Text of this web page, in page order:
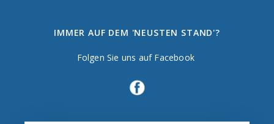
IMMER AUF DEM 'NEUSTEN STAND'?
Folgen Sie uns auf Facebook